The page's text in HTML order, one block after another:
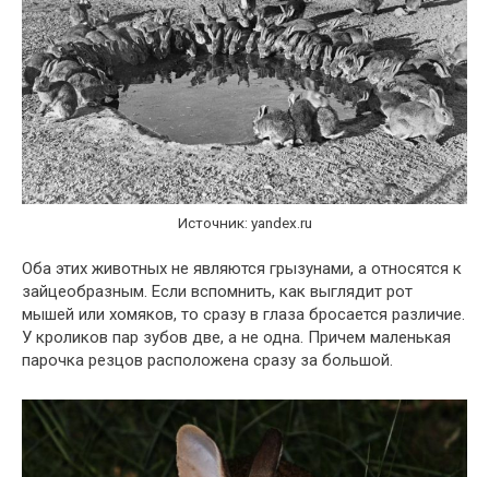
Источник: yandex.ru
Оба этих животных не являются грызунами, а относятся к
зайцеобразным. Если вспомнить, как выглядит рот
мышей или хомяков, то сразу в глаза бросается различие.
У кроликов пар зубов две, а не одна. Причем маленькая
парочка резцов расположена сразу за большой.